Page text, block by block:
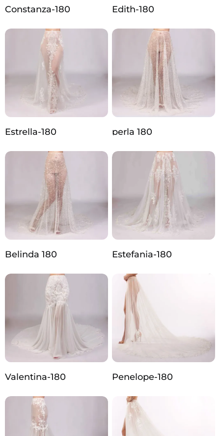
Constanza-180 Edith-180
Estrella-180 perla 180
Belinda 180 Estefania-180
Valentina-180 Penelope-180